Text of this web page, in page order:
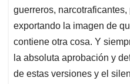
guerreros,
exportando la imagen de
contiene otra cosa. Y
la absoluta aprobación y
de estas versiones y el